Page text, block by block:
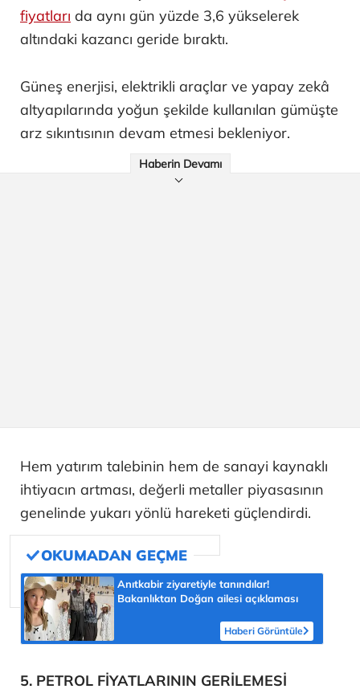
fiyatları da aynı gün yüzde 3,6 yükselerek
altındaki kazancı geride bıraktı.
Güneş enerjisi, elektrikli araçlar ve yapay zekâ
altyapılarında yoğun şekilde kullanılan gümüşte
arz sıkıntısının devam etmesi bekleniyor.
Haberin Devamı
Hem yatırım talebinin hem de sanayi kaynaklı
ihtiyacın artması, değerli metaller piyasasının
genelinde yukarı yönlü hareketi güçlendirdi.
Anıtkabir ziyaretiyle tanındılar!
Bakanlıktan Doğan ailesi açıklaması
Haberi Görüntüle
5. PETROL FİYATLARININ GERİLEMESİ